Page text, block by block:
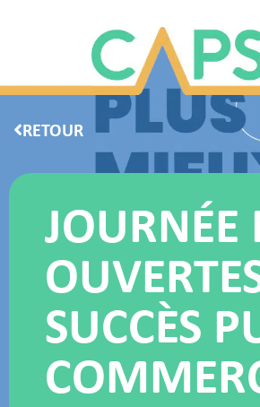
RETOUR
JOURNÉE
SUCCÈS